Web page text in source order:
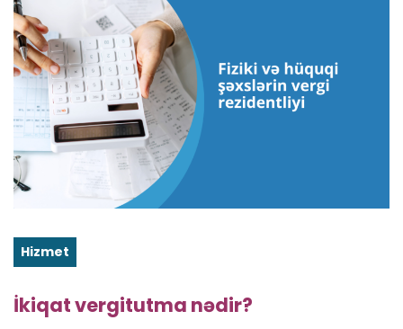
Hizmet
İkiqat vergitutma nədir?